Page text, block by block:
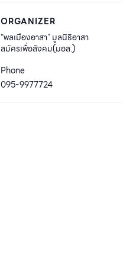
ORGANIZER
“พลเมืองอาสา” มูลนิธิอาสา
สมัครเพื่อสังคม(มอส.)
Phone
095-9977724